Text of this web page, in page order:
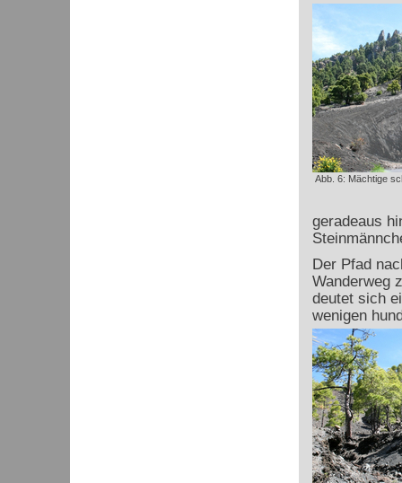
Abb. 6: Mächtige
geradeaus
Der Pfad
Wanderweg
deutet sich
wenigen